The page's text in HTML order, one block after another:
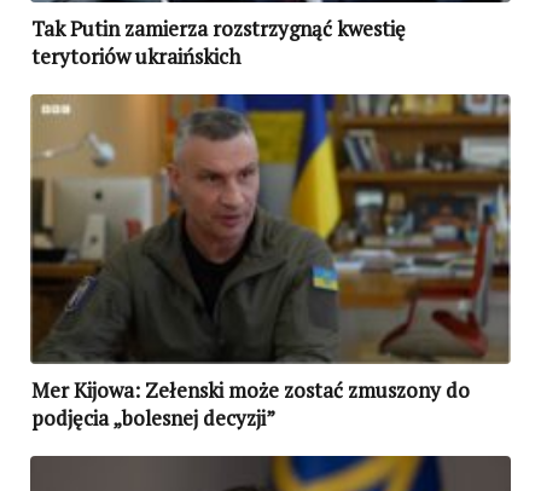
Tak Putin zamierza rozstrzygnąć kwestię
terytoriów ukraińskich
Mer Kijowa: Zełenski może zostać zmuszony do
podjęcia „bolesnej decyzji”